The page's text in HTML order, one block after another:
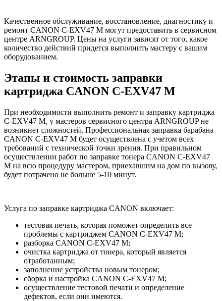
Качественное обслуживание, восстановление, диагностику и
ремонт CANON C-EXV47 M могут предоставить в сервисном
центре ARNGROUP. Цены на услуги зависят от того, какое
количество действий придется выполнить мастеру с вашим
оборудованием.
Этапы и стоимость заправки
картриджа CANON C-EXV47 M
При необходимости выполнить ремонт и заправку картриджа
C-EXV47 M, у мастеров сервисного центра ARNGROUP не
возникнет сложностей. Профессиональная заправка барабана
CANON C-EXV47 M будет осуществлена с учетом всех
требований с технической точки зрения. При правильном
осуществлении работ по заправке тонера CANON C-EXV47
M на всю процедуру мастером, приехавшим на дом по вызову,
будет потрачено не больше 5-10 минут.
Услуга по заправке картриджа CANON включает:
тестовая печать, которая поможет определить все
проблемы с картриджем CANON C-EXV47 M;
разборка CANON C-EXV47 M;
очистка картриджа от тонера, который является
отработанным;
заполнение устройства новым тонером;
сборка и настройка CANON C-EXV47 M;
осуществление тестовой печати и определение
дефектов, если они имеются.